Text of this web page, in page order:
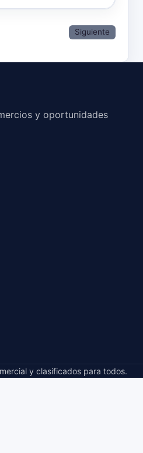
Siguiente
y oportunidades
y clasificados para todos.